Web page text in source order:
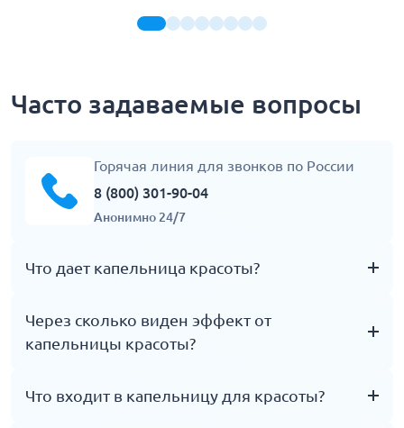
Часто задаваемые вопросы
Горячая линия для звонков по России
8 (800) 301-90-04
Анонимно 24/7
Что дает капельница красоты?
Это поддерживающая процедура, которая может
помочь при обезвоживании, усталости, дефицитах
косметологию и нормальный сон, но может быть
Через сколько виден эффект от
капельницы красоты?
Некоторые отмечают улучшение самочувствия и
Что входит в капельницу для красоты?